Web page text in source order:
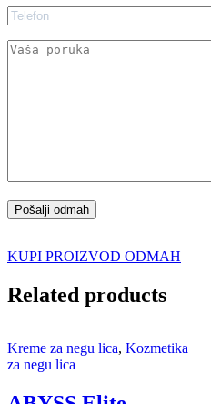
KUPI PROIZVOD ODMAH
Related products
Kreme za negu lica, Kozmetika
za negu lica